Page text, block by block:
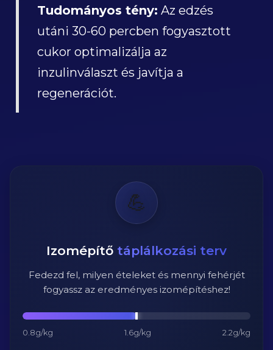
Tudományos tény: Az edzés
utáni 30-60 percben fogyasztott
cukor optimalizálja az
inzulinválaszt és javítja a
regenerációt.
💪
Izomépítő táplálkozási terv
Fedezd fel, milyen ételeket és mennyi fehérjét
fogyassz az eredményes izomépítéshez!
0.8g/kg 1.6g/kg 2.2g/kg